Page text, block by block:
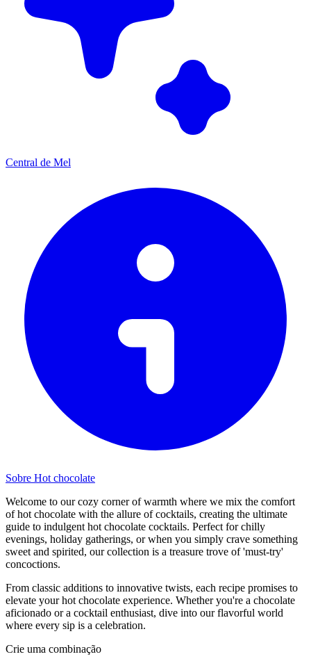
Central de Mel
Sobre Hot chocolate
Welcome to our cozy corner of warmth where we mix the comfort
of hot chocolate with the allure of cocktails, creating the ultimate
guide to indulgent hot chocolate cocktails. Perfect for chilly
evenings, holiday gatherings, or when you simply crave something
sweet and spirited, our collection is a treasure trove of 'must-try'
concoctions.
From classic additions to innovative twists, each recipe promises to
elevate your hot chocolate experience. Whether you're a chocolate
aficionado or a cocktail enthusiast, dive into our flavorful world
where every sip is a celebration.
Crie uma combinação